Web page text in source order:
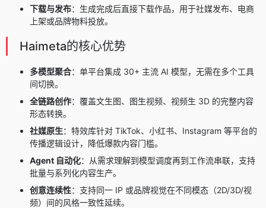
下载与发布：生成完成后直接下载作品，用于社媒发布、电商
上架或品牌物料投放。
Haimeta的核心优势
多模型聚合：单平台集成 30+ 主流 AI 模型，无需在多个工具
间切换。
全链路创作：覆盖文生图、图生视频、视频生 3D 的完整内容
形态转换。
社媒原生：特效库针对 TikTok、小红书、Instagram 等平台的
传播逻辑设计，降低爆款内容门槛。
Agent 自动化：从需求理解到模型调度再到工作流串联，支持
批量与系列化内容生产。
创意连续性：支持同一 IP 或品牌视觉在不同模态（2D/3D/视
频）间的风格一致性延续。